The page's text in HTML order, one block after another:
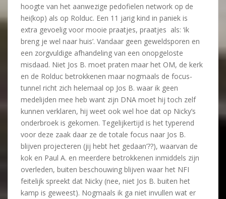
hoogte van het aanwezige pedofielen network op de
hei(kop) als op Rolduc. Een 11 jarig kind in paniek is
extra gevoelig voor mooie praatjes, praatjes als: ‘ik
breng je wel naar huis’. Vandaar geen geweldsporen en
een zorgvuldige afhandeling van een onopgeloste
misdaad. Niet Jos B. moet praten maar het OM, de kerk
en de Rolduc betrokkenen maar nogmaals de focus-
tunnel richt zich helemaal op Jos B. waar ik geen
medelijden mee heb want zijn DNA moet hij toch zelf
kunnen verklaren, hij weet ook wel hoe dat op Nicky’s
onderbroek is gekomen. Tegelijkertijd is het typerend
voor deze zaak daar ze de totale focus naar Jos B.
blijven projecteren (jij hebt het gedaan’??), waarvan de
kok en Paul A. en meerdere betrokkenen inmiddels zijn
overleden, buiten beschouwing blijven waar het NFI
feitelijk spreekt dat Nicky (nee, niet Jos B. buiten het
kamp is geweest). Nogmaals ik ga niet invullen wat er